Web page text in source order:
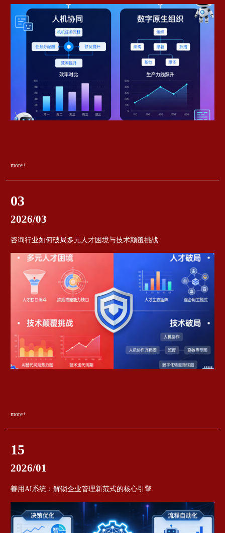
more+
03
2026/03
咨询行业如何破局多元人才困境与技术颠覆挑战
more+
15
2026/01
善用AI系统：解锁企业管理新范式的核心引擎